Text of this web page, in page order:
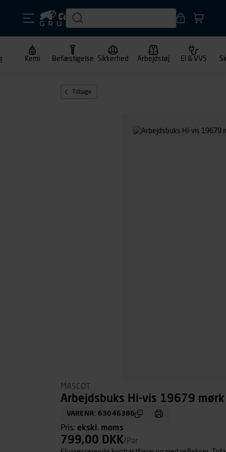
Kemi Befæstigelse Sikkerhed Arbejdstøj El & VVS
Tilbage
MASCOT
Arbejdsbuks Hi-vis 19679
VARENR: 63046386
Pris: ekskl. moms
799,00 DKK/Par